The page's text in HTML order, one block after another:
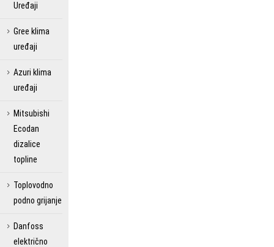
Uređaji
Gree klima
uređaji
Azuri klima
uređaji
Mitsubishi
Ecodan
dizalice
topline
Toplovodno
podno grijanje
Danfoss
električno